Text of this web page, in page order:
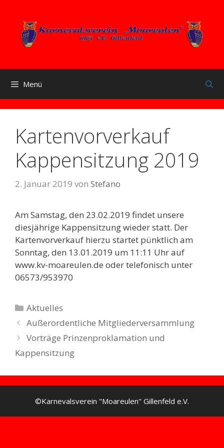
springen
Menü
Kartenvorverkauf
Kappensitzung 2019
2. Januar 2019 von Stefano
Am Samstag, den 23.02.2019 findet unsere
diesjährige Kappensitzung wieder statt. Der
Kartenvorverkauf hierzu startet pünktlich am
Sonntag, den 13.01.2019 um 11:11 Uhr auf
www.kv-moareulen.de oder telefonisch unter
06573/953970
Kategorien
Aktuelles
Außerordentliche Mitgliederversammlung
Vorträge Prinzenproklamation und
Kappensitzung
©Karnevalsverein "Moareulen" Gillenfeld e.V.